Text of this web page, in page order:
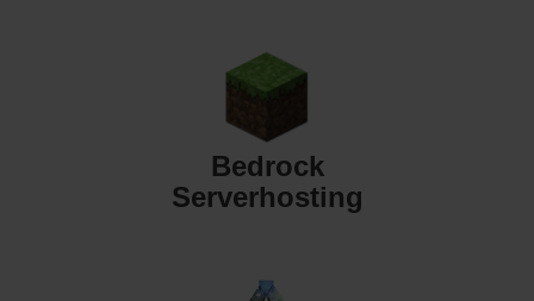
Bedrock
Serverhosting